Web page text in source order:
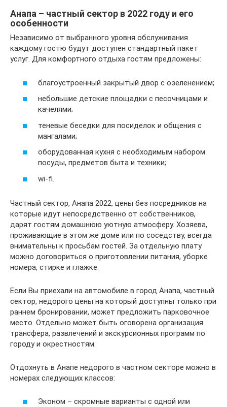
Анапа – частный сектор в 2022 году и его
особенности
Независимо от выбранного уровня обслуживания
каждому гостю будут доступен стандартный пакет
услуг. Для комфортного отдыха гостям предложены:
благоустроенный закрытый двор с озеленением;
небольшие детские площадки с песочницами и
качелями;
теневые беседки для посиделок и общения с
мангалами;
оборудованная кухня с необходимым набором
посуды, предметов быта и техники;
wi-fi.
Частный сектор, Анапа 2022, цены без посредников на
которые идут непосредственно от собственников,
дарят гостям домашнюю уютную атмосферу. Хозяева,
проживающие в этом же доме или по соседству, всегда
внимательны к просьбам гостей. За отдельную плату
можно договориться о приготовлении питания, уборке
номера, стирке и глажке.
Если Вы приехали на автомобиле в город Анапа, частный
сектор, недорого цены на который доступны только при
раннем бронировании, может предложить парковочное
место. Отдельно может быть оговорена организация
трансфера, развлечений и экскурсионных программ по
городу и окрестностям.
Отдохнуть в Анапе недорого в частном секторе можно в
номерах следующих классов:
Эконом – скромные варианты с одной или